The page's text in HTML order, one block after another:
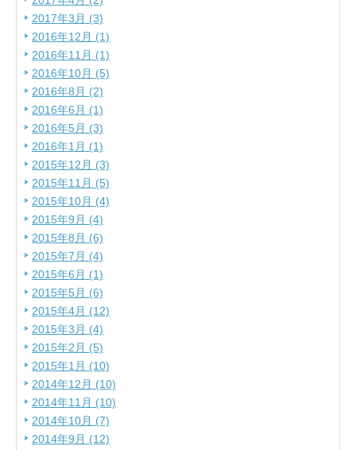
2017年3月 (3)
2016年12月 (1)
2016年11月 (1)
2016年10月 (5)
2016年8月 (2)
2016年6月 (1)
2016年5月 (3)
2016年1月 (1)
2015年12月 (3)
2015年11月 (5)
2015年10月 (4)
2015年9月 (4)
2015年8月 (6)
2015年7月 (4)
2015年6月 (1)
2015年5月 (6)
2015年4月 (12)
2015年3月 (4)
2015年2月 (5)
2015年1月 (10)
2014年12月 (10)
2014年11月 (10)
2014年10月 (7)
2014年9月 (12)